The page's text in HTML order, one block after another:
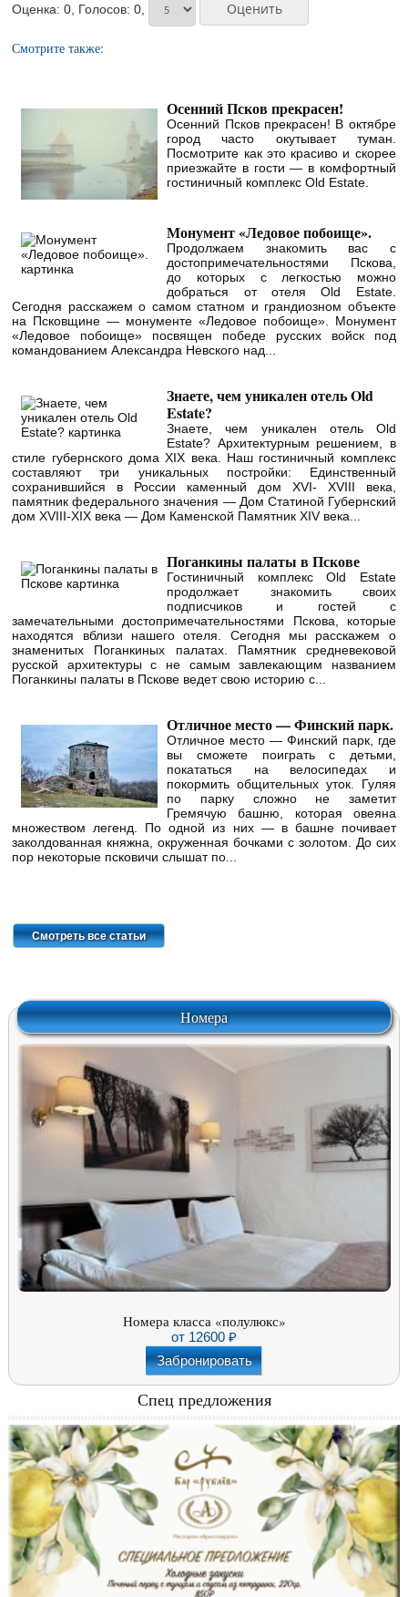
Оценка: 0, Голосов: 0,
Смотрите также:
Осенний Псков прекрасен!
Осенний Псков прекрасен! В октябре
город часто окутывает туман.
Посмотрите как это красиво и скорее
приезжайте в гости — в комфортный
гостиничный комплекс Old Estate.
Монумент «Ледовое побоище».
Продолжаем знакомить вас с
достопримечательностями Пскова,
до которых с легкостью можно
добраться от отеля Old Estate.
Сегодня расскажем о самом статном и грандиозном объекте
на Псковщине — монументе «Ледовое побоище». Монумент
«Ледовое побоище» посвящен победе русских войск под
командованием Александра Невского над...
Знаете, чем уникален отель Old
Estate?
Знаете, чем уникален отель Old
Estate? Архитектурным решением, в
стиле губернского дома XIX века. Наш гостиничный комплекс
составляют три уникальных постройки: Единственный
сохранившийся в России каменный дом XVI- XVIII века,
памятник федерального значения — Дом Статиной Губернский
дом XVIII-XIX века — Дом Каменской Памятник XIV века...
Поганкины палаты в Пскове
Гостиничный комплекс Old Estate
продолжает знакомить своих
подписчиков и гостей с
замечательными достопримечательностями Пскова, которые
находятся вблизи нашего отеля. Сегодня мы расскажем о
знаменитых Поганкиных палатах. Памятник средневековой
русской архитектуры с не самым завлекающим названием
Поганкины палаты в Пскове ведет свою историю с...
Отличное место — Финский парк.
Отличное место — Финский парк, где
вы сможете поиграть с детьми,
покататься на велосипедах и
покормить общительных уток. Гуляя
по парку сложно не заметит
Гремячую башню, которая овеяна
множеством легенд. По одной из них — в башне почивает
заколдованная княжна, окруженная бочками с золотом. До сих
пор некоторые псковичи слышат по...
Смотреть все статьи
Номера
Номера класса «полулюкс»
от 12600
Забронировать
Спец предложения